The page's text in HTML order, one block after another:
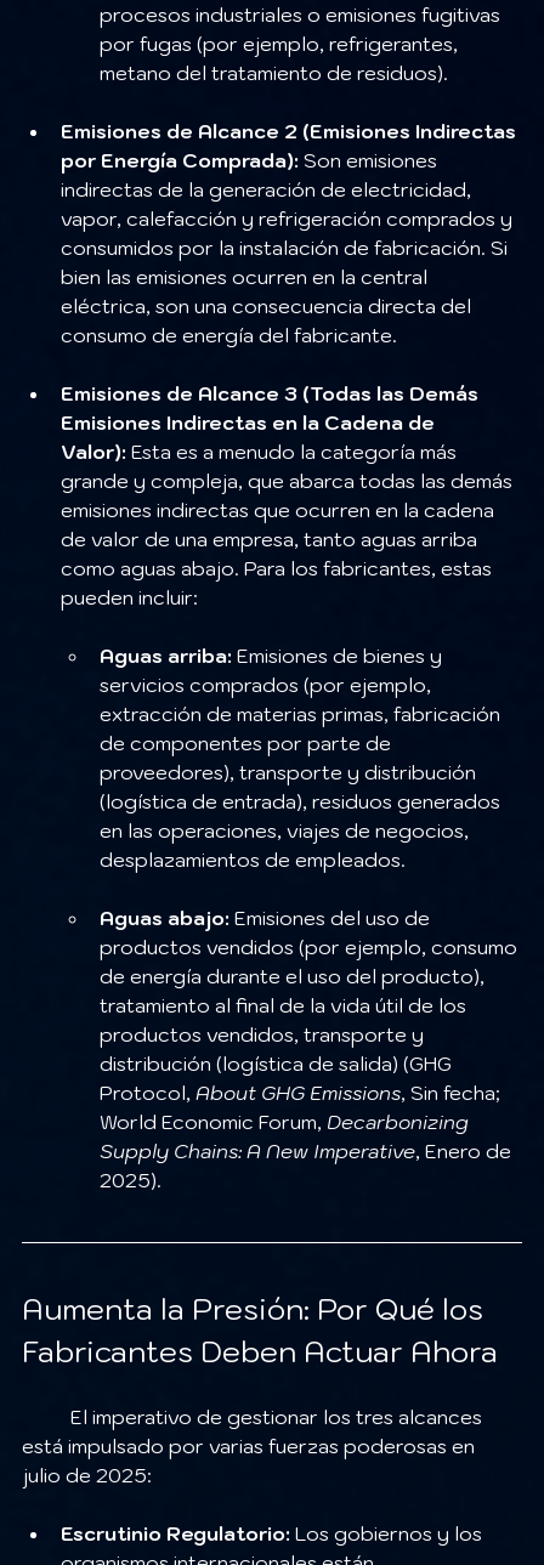
procesos industriales o emisiones fugitivas
por fugas (por ejemplo, refrigerantes,
metano del tratamiento de residuos).
Emisiones de Alcance 2 (Emisiones Indirectas
por Energía Comprada): Son emisiones
indirectas de la generación de electricidad,
vapor, calefacción y refrigeración comprados y
consumidos por la instalación de fabricación. Si
bien las emisiones ocurren en la central
eléctrica, son una consecuencia directa del
consumo de energía del fabricante.
Emisiones de Alcance 3 (Todas las Demás
Emisiones Indirectas en la Cadena de
Valor): Esta es a menudo la categoría más
grande y compleja, que abarca todas las demás
emisiones indirectas que ocurren en la cadena
de valor de una empresa, tanto aguas arriba
como aguas abajo. Para los fabricantes, estas
pueden incluir:
Aguas arriba: Emisiones de bienes y
servicios comprados (por ejemplo,
extracción de materias primas, fabricación
de componentes por parte de
proveedores), transporte y distribución
(logística de entrada), residuos generados
en las operaciones, viajes de negocios,
desplazamientos de empleados.
Aguas abajo: Emisiones del uso de
productos vendidos (por ejemplo, consumo
de energía durante el uso del producto),
tratamiento al final de la vida útil de los
productos vendidos, transporte y
distribución (logística de salida) (GHG
Protocol, About GHG Emissions, Sin fecha;
World Economic Forum, Decarbonizing
Supply Chains: A New Imperative, Enero de
2025).
Aumenta la Presión: Por Qué los
Fabricantes Deben Actuar Ahora
está impulsado por varias fuerzas poderosas en
julio de 2025:
Escrutinio Regulatorio: Los gobiernos y los